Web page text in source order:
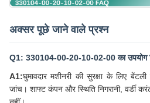
अक्सर पूछे जाने वाले प्रश्न
Q1: 330104-00-20-10-02-00 का उपयोग
A1:घुमावदार मशीनरी की सुरक्षा के लिए
जांच। शाफ्ट कंपन और स्थिति निगरानी, वर्डी